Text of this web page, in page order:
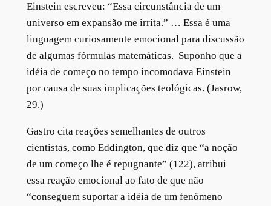
Einstein escreveu: “Essa circunstância de um
universo em expansão me irrita.” … Essa é uma
linguagem curiosamente emocional para discussão
de algumas fórmulas matemáticas. Suponho que a
idéia de começo no tempo incomodava Einstein
por causa de suas implicações teológicas. (Jasrow,
29.)
Gastro cita reações semelhantes de outros
cientistas, como Eddington, que diz que “a noção
de um começo lhe é repugnante” (122), atribui
essa reação emocional ao fato de que não
“conseguem suportar a idéia de um fenômeno